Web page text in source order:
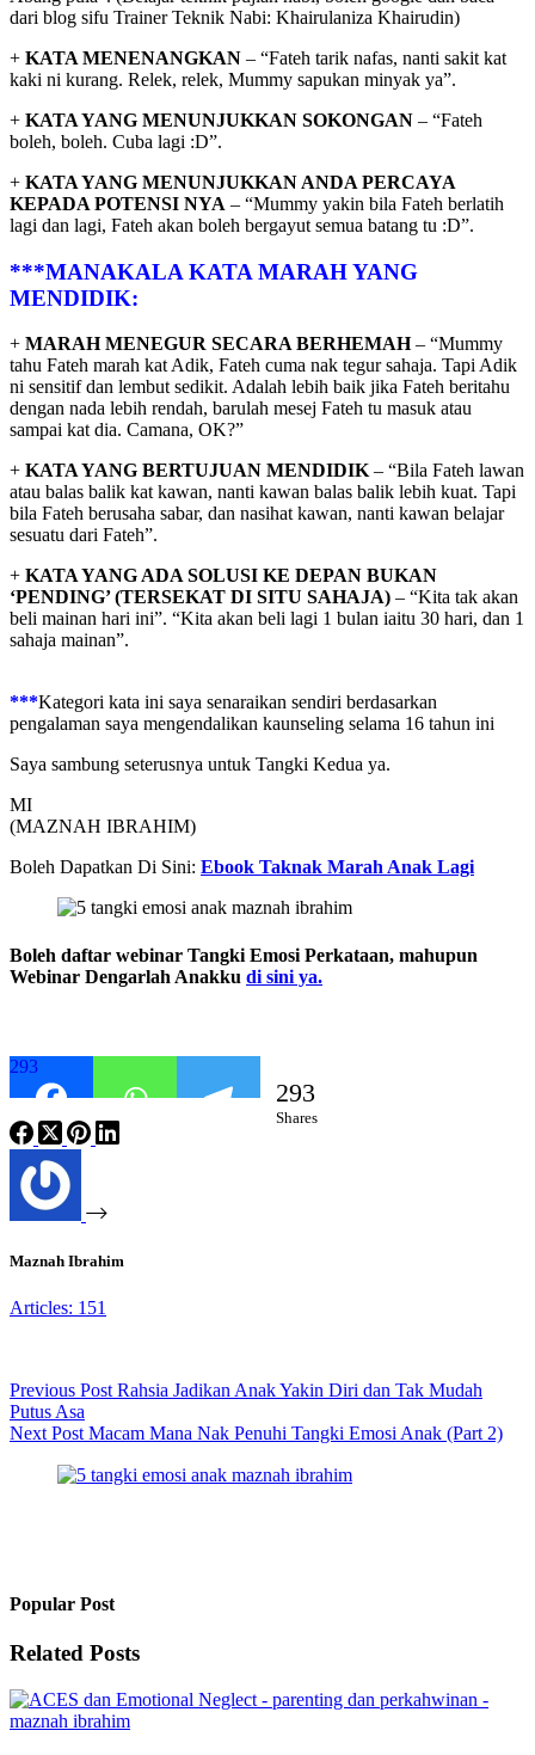
dari blog sifu Trainer Teknik Nabi: Khairulaniza Khairudin)
+ KATA MENENANGKAN – “Fateh tarik nafas, nanti sakit kat
kaki ni kurang. Relek, relek, Mummy sapukan minyak ya”.
+ KATA YANG MENUNJUKKAN SOKONGAN – “Fateh
boleh, boleh. Cuba lagi :D”.
+ KATA YANG MENUNJUKKAN ANDA PERCAYA
KEPADA POTENSI NYA – “Mummy yakin bila Fateh berlatih
lagi dan lagi, Fateh akan boleh bergayut semua batang tu :D”.
***MANAKALA KATA MARAH YANG
MENDIDIK:
+ MARAH MENEGUR SECARA BERHEMAH– “Mummy
tahu Fateh marah kat Adik, Fateh cuma nak tegur sahaja. Tapi Adik
ni sensitif dan lembut sedikit. Adalah lebih baik jika Fateh beritahu
dengan nada lebih rendah, barulah mesej Fateh tu masuk atau
sampai kat dia. Camana, OK?”
+ KATA YANG BERTUJUAN MENDIDIK – “Bila Fateh lawan
atau balas balik kat kawan, nanti kawan balas balik lebih kuat. Tapi
bila Fateh berusaha sabar, dan nasihat kawan, nanti kawan belajar
sesuatu dari Fateh”.
+ KATA YANG ADA SOLUSI KE DEPAN BUKAN
‘PENDING’ (TERSEKAT DI SITU SAHAJA) – “Kita tak akan
beli mainan hari ini”. “Kita akan beli lagi 1 bulan iaitu 30 hari, dan 1
sahaja mainan”.
***Kategori kata ini saya senaraikan sendiri berdasarkan
pengalaman saya mengendalikan kaunseling selama 16 tahun ini
Saya sambung seterusnya untuk Tangki Kedua ya.
MI
(MAZNAH IBRAHIM)
Boleh Dapatkan Di Sini: Ebook Taknak Marah Anak Lagi
Boleh daftar webinar Tangki Emosi Perkataan, mahupun
Webinar Dengarlah Anakku di sini ya.
293
293
Shares
Maznah Ibrahim
Articles: 151
Previous Post Rahsia Jadikan Anak Yakin Diri dan Tak Mudah
Putus Asa
Next Post Macam Mana Nak Penuhi Tangki Emosi Anak (Part 2)
Popular Post
Related Posts